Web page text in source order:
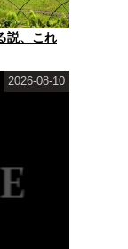
説、これ
2026-08-10